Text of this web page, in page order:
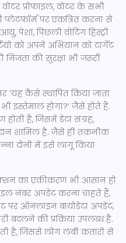
प्रोफ़ाइल,वोटर के सभी
पर एकत्रित करना से
पेशा, पिछली वोटिंग हिस्ट्री
को अपने अभियान को टार्गेट
की सुरक्षा भी जरूरी
कैसे स्थापित किया जाता
इस्तेमाल होगा?’ जैसे होते हैं.
है, जिसमें डेटा संग्रह,
शामिल है. जैसे ही तकनीक
दोनों में इसे लागू किया
का एकीकरण भी आसान हो
नंबर अपडेट करना चाहते हैं,
पर ऑनलाइन बायोडेटा अपडेट,
बदलने की प्रक्रिया उपलब्ध है.
है, जिससे लोग लंबी कतारों से